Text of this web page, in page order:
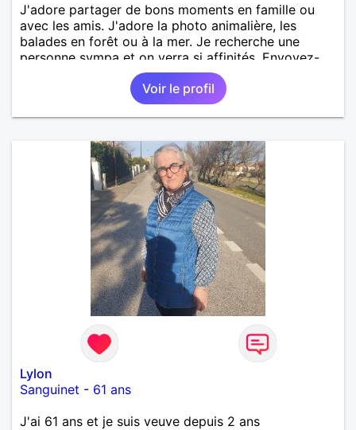
J'adore partager de bons moments en famille ou
avec les amis. J'adore la photo animalière, les
balades en forêt ou à la mer. Je recherche une
personne sympa et on verra si affinités. Envoyez-
moi message. A bientôt.
Voir le profil
Lylon
Sanguinet - 61 ans
J'ai 61 ans et je suis veuve depuis 2 ans